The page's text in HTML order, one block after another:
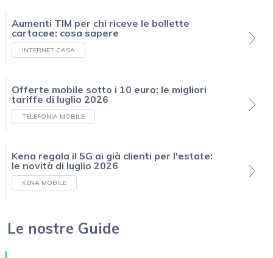
Aumenti TIM per chi riceve le bollette
cartacee: cosa sapere
INTERNET CASA
Offerte mobile sotto i 10 euro: le migliori
tariffe di luglio 2026
TELEFONIA MOBILE
Kena regala il 5G ai già clienti per l'estate:
le novità di luglio 2026
KENA MOBILE
Le nostre Guide